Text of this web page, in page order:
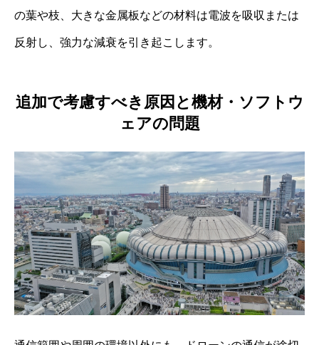
の葉や枝、大きな金属板などの材料は電波を吸収または
反射し、強力な減衰を引き起こします。
追加で考慮すべき原因と機材・ソフトウ
ェアの問題